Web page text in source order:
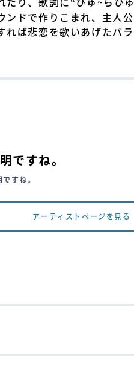
ドで作りこまれ、主人
ば悲恋を歌いあげたバ
ですね。
ですね。
アーティストページを見る